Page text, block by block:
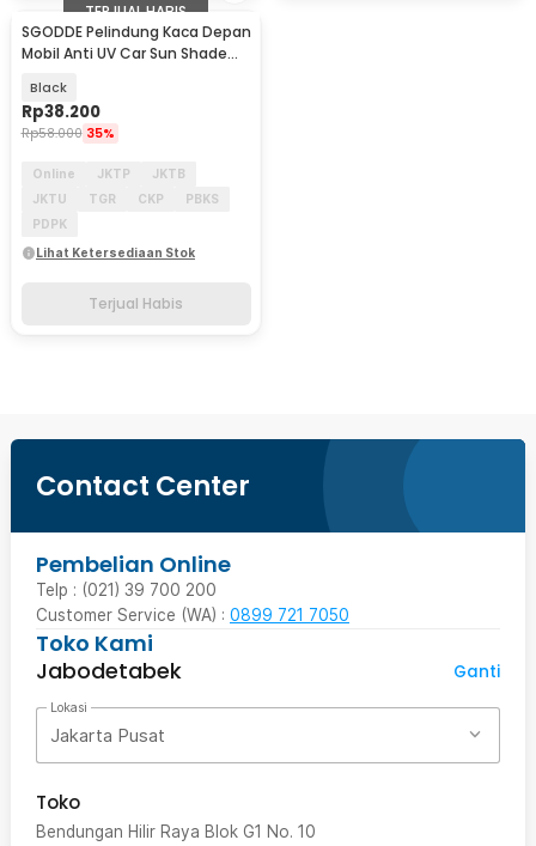
TERJUAL HABIS
SGODDE Pelindung Kaca Depan
Mobil Anti UV Car Sun Shade
Black
Rp38.200
Rp58.000 35%
Online JKTP
JKTB
JKTU
TGR CKP
PBKS
PDPK
Lihat Ketersediaan Stok
Terjual Habis
Contact Center
Pembelian Online
Telp : (021) 39 700 200
Customer Service (WA) : 0899 721 7050
Toko Kami
Jabodetabek
Ganti
Lokasi
Jakarta Pusat
Toko
Bendungan Hilir Raya Blok G1 No. 10